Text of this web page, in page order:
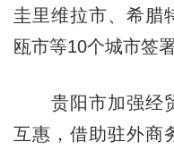
圭里维拉市、希腊
瓯市等10个城市签
贵阳市加强经贸
互惠，借助驻外商